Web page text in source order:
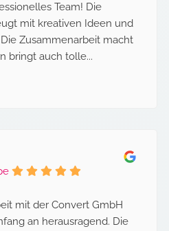
Team! Die
mit kreativen Ideen und
Zusammenarbeit macht
bringt auch tolle...
mit der Convert GmbH
an herausragend. Die